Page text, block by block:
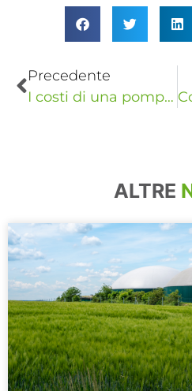
Precedente
I costi di una pompa di calore accesa di notte
ALTRE